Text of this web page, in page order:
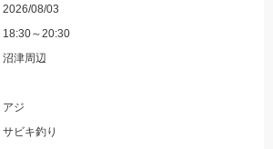
2026/08/03
18:30～20:30
沼津周辺
アジ
サビキ釣り